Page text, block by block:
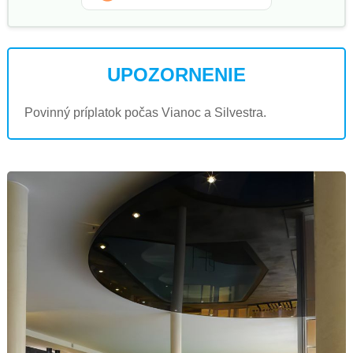
UPOZORNENIE
Povinný príplatok počas Vianoc a Silvestra.